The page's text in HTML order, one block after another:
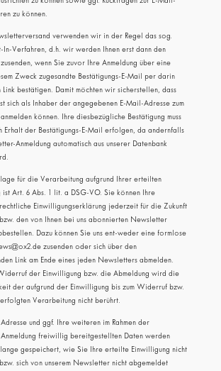
zu können.
verwenden wir in der Regel das sog.
In-Verfahren, d.h. wir werden Ihnen erst dann den
wenn Sie zuvor Ihre Anmeldung über eine
Zweck zugesandte Bestätigungs-E-Mail per darin
Link bestätigen. Damit möchten wir sicherstellen, dass
sich als Inhaber der angegebenen E-Mail-Adresse zum
können. Ihre diesbezügliche Bestätigung muss
Erhalt der Bestätigungs-E-Mail erfolgen, da andernfalls
Anmeldung automatisch aus unserer Datenbank
für die Verarbeitung aufgrund Ihrer erteilten
ist Art. 6 Abs. 1 lit. a DSG-VO. Sie können Ihre
Einwilligungserklärung jederzeit für die Zukunft
den von Ihnen bei uns abonnierten Newsletter
Dazu können Sie uns ent-weder eine formlose
zusenden oder sich über den
Link am Ende eines jeden Newsletters abmelden.
der Einwilligung bzw. die Abmeldung wird die
der aufgrund der Einwilligung bis zum Widerruf bzw.
Verarbeitung nicht berührt.
und ggf. Ihre weiteren im Rahmen der
freiwillig bereitgestellten Daten werden
gespeichert, wie Sie Ihre erteilte Einwilligung nicht
sich von unserem Newsletter nicht abgemeldet